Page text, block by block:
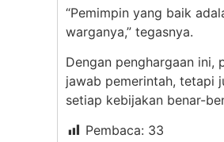
“Pemimpin yang baik
warganya,” tegasnya.
Dengan penghargaan ini,
jawab pemerintah, tetapi
setiap kebijakan benar-
Pembaca: 33